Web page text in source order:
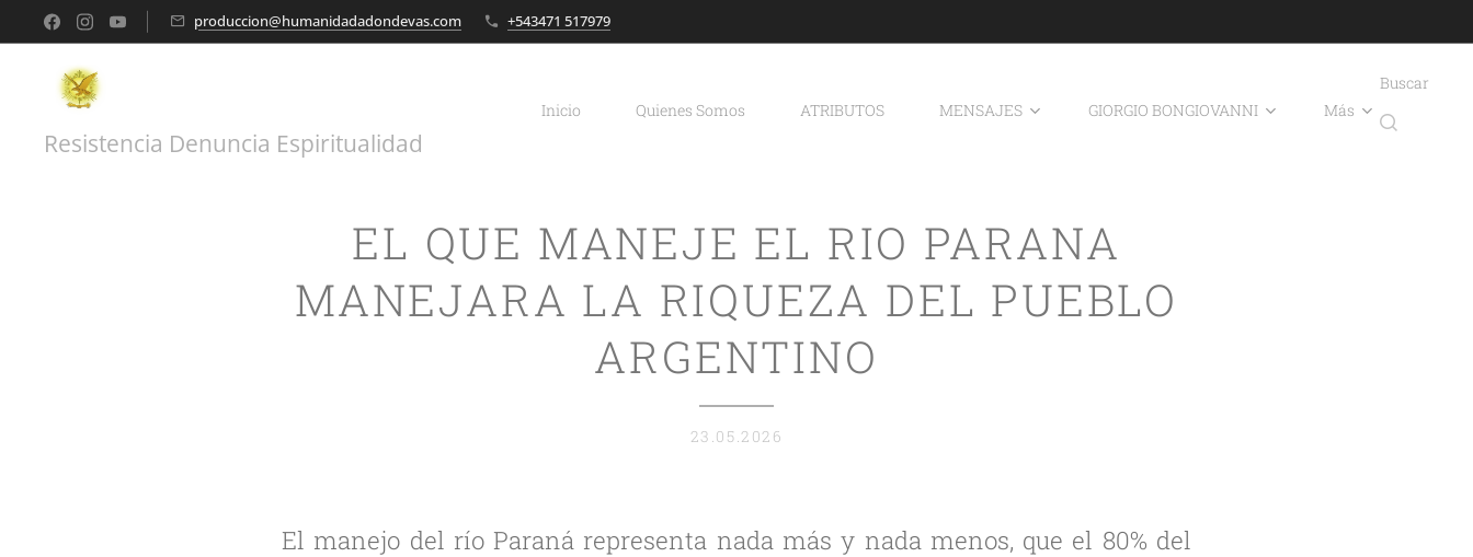
produccion@humanidadadondevas.com +543471 517979
Resistencia Denuncia Espiritualidad
Inicio Quienes Somos ATRIBUTOS MENSAJES GIORGIO BONGIOVANNI Más
Buscar
EL QUE MANEJE EL RIO PARANA
MANEJARA LA RIQUEZA DEL PUEBLO
ARGENTINO
23.05.2026
El manejo del río Paraná representa nada más y nada menos, que el 80% del